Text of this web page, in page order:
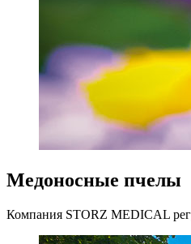
Медоносные пчелы
Компания STORZ MEDICAL